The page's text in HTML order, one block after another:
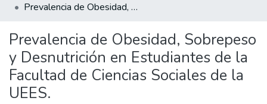
Prevalencia de Obesidad, Sobrepeso y Desnutrición en Estudiantes de la Facultad de Ciencias Sociales de la UEES.
Prevalencia de Obesidad, Sobrepeso
y Desnutrición en Estudiantes de la
Facultad de Ciencias Sociales de la
UEES.